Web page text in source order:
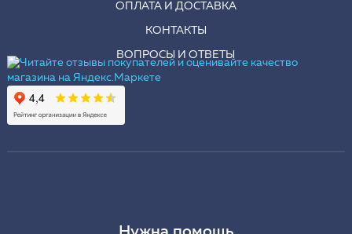
ОПЛАТА И ДОСТАВКА
КОНТАКТЫ
ВОПРОСЫ И ОТВЕТЫ